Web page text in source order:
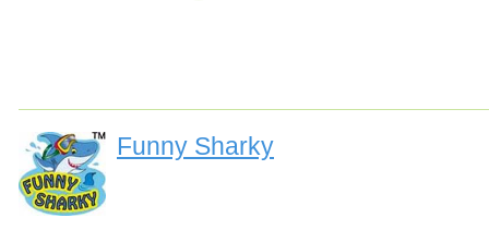
Funny Sharky